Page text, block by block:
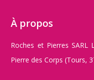
À propos
Roches et Pierres
Pierre des Corps (Tours,